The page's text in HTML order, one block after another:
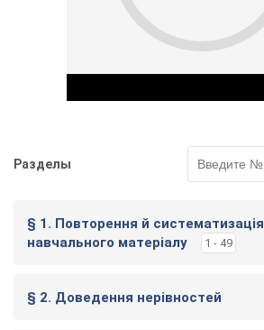
Разделы
§ 1. Повторення й систематизація
навчального матеріалу
1 - 49
§ 2. Доведення нерівностей